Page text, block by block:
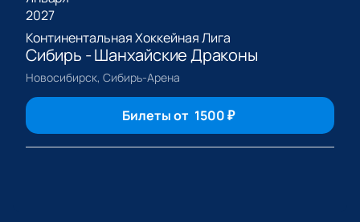
2027
Континентальная Хоккейная Лига
Сибирь - Шанхайские Драконы
Новосибирск, Сибирь-Арена
Билеты от 1500₽